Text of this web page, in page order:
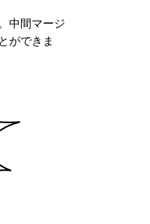
中間マージ
ができま